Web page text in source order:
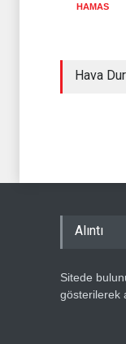
HAMAS
Hava
Alıntı
Sitede
gösterilerek